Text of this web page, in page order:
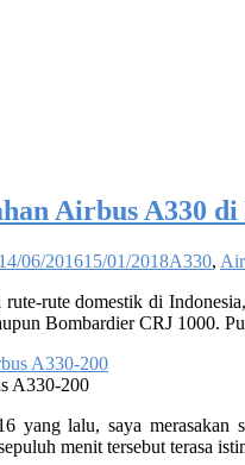
Airbus A330
14/06/201615/01/2018A330,
rute domestik di
Bombardier CRJ 1000.
A330-200
lalu, saya merasakan
menit tersebut terasa